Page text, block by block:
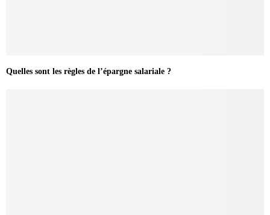
Quelles sont les règles de l’épargne salariale ?